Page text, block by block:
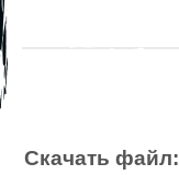
Скачать файл: